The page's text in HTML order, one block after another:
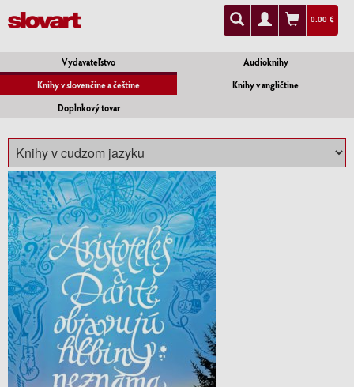
0.00 €
Vydavateľstvo
Audioknihy
Knihy v slovenčine a češtine
Knihy v angličtine
Doplnkový tovar